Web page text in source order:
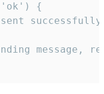
'ok') {
message,